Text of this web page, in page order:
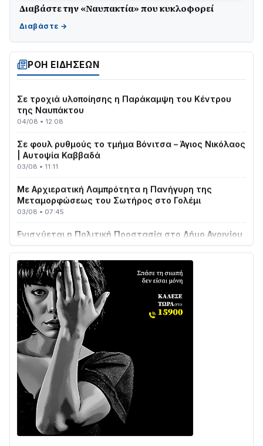
Διαβάστε την «Ναυπακτία» που κυκλοφορεί
ΡΟΗ ΕΙΔΗΣΕΩΝ
05/08 • 08:41
Στο σκοτάδι μεγάλο μέρος στο Λυγιά Ναυπάκτου
04/08 • 19:47
της Ναυπάκτου
04/08 • 12:08
| Αυτοψία Καββαδά
03/08 • 11:11
Μεταμορφώσεως του Σωτήρος στο Γολέμι
03/08 • 07:45
με δύο νέα υδροφόρα οχήματα
02/08 • 18:26
Διαβάστε την «Ναυπακτία» που κυκλοφορεί
31/07 • 08:16
Δωρίδα για Όλους: «Καμία εκχώρηση των νερών
στην ΕΥΔΑΠ»
28/07 • 21:46
Διαβάστε την «Ναυπακτία» που κυκλοφορεί
24/07 • 11:31
ΕΚΤΑΚΤΟ – ΝΑΥΠΑΚΤΙΑ: ΣΥΝΑΓΕΡΜΟΣ ΣΤΗΝ
ΠΥΡΟΣΒΕΣΤΙΚΗ ΓΙΑ ΦΩΤΙΑ ΣΤΟΝ ΑΓΙΟ ΗΛΙΑ ΠΡΙΝ ΤΗ
ΓΡΑΝΙΤΣΑ
24/07 • 11:03
ΤΟ ΠΑΡΤΥ ΣΥΝΕΧΙΖΕΤΑΙ…